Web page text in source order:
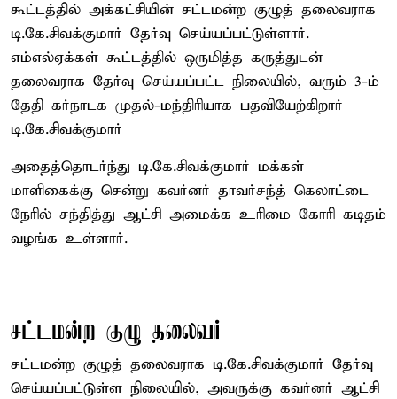
கூட்டத்தில் அக்கட்சியின் சட்டமன்ற குழுத் தலைவராக
டி.கே.சிவக்குமார் தேர்வு செய்யப்பட்டுள்ளார்.
எம்எல்ஏக்கள் கூட்டத்தில் ஒருமித்த கருத்துடன்
தலைவராக தேர்வு செய்யப்பட்ட நிலையில், வரும் 3-ம்
தேதி கர்நாடக முதல்-மந்திரியாக பதவியேற்கிறார்
டி.கே.சிவக்குமார்
அதைத்தொடர்ந்து டி.கே.சிவக்குமார் மக்கள்
மாளிகைக்கு சென்று கவர்னர் தாவர்சந்த் கெலாட்டை
நேரில் சந்தித்து ஆட்சி அமைக்க உரிமை கோரி கடிதம்
வழங்க உள்ளார்.
சட்டமன்ற குழு தலைவர்
சட்டமன்ற குழுத் தலைவராக டி.கே.சிவக்குமார் தேர்வு
செய்யப்பட்டுள்ள நிலையில், அவருக்கு கவர்னர் ஆட்சி